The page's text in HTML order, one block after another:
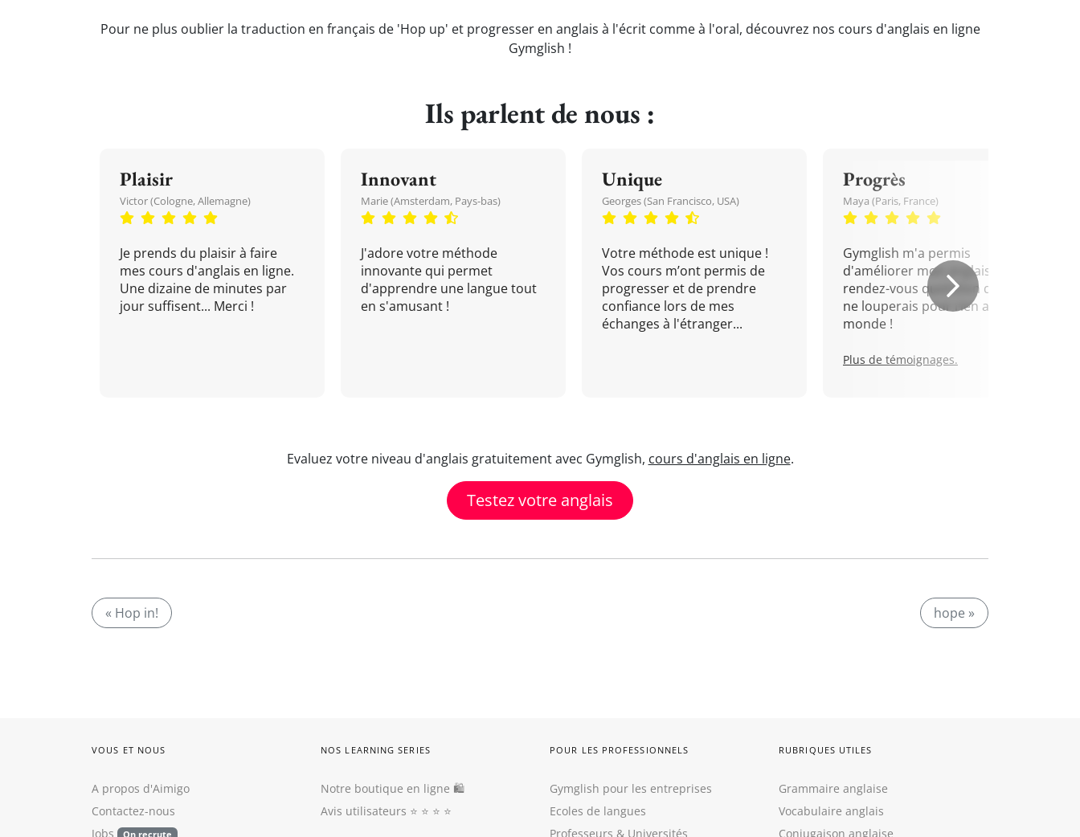
Pour ne plus oublier la traduction en français de 'Hop up' et progresser en anglais à l'écrit comme à l'oral, découvrez nos cours d'anglais en ligne
Gymglish !
Ils parlent de nous :
Plaisir
Victor (Cologne, Allemagne)
Je prends du plaisir à faire
mes cours d'anglais en ligne.
Une dizaine de minutes par
jour suffisent... Merci !
Innovant
Marie (Amsterdam, Pays-bas)
J'adore votre méthode
innovante qui permet
d'apprendre une langue tout
en s'amusant !
Unique
Georges (San Francisco, USA)
Votre méthode est unique !
Vos cours m’ont permis de
progresser et de prendre
confiance lors de mes
échanges à l'étranger...
Progrès
Maya (Paris, France)
Gymglish m'a permis
d'améliorer mon anglais. Un
rendez-vous quotidien que je
ne louperais pour rien au
monde !
Plus de témoignages.
Evaluez votre niveau d'anglais gratuitement avec Gymglish, cours d'anglais en ligne.
Testez votre anglais
« Hop in! hope »
VOUS ET NOUS
A propos d'Aimigo
Contactez-nous
Jobs
On recrute
NOS LEARNING SERIES
Notre boutique en ligne 🛍
Avis utilisateurs ⭐️ ⭐️ ⭐️ ⭐️
POUR LES PROFESSIONNELS
Gymglish pour les entreprises
Ecoles de langues
Professeurs & Universités
RUBRIQUES UTILES
Grammaire anglaise
Vocabulaire anglais
Conjugaison anglaise